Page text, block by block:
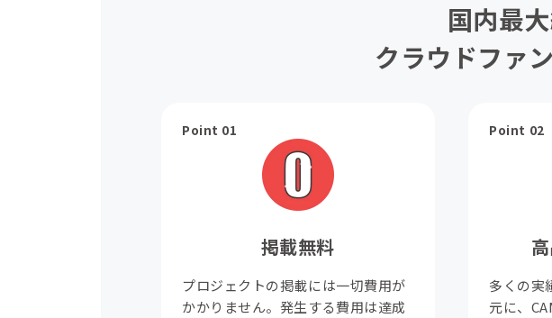
国内最
クラウドファ
Point 01
掲載無料
プロジェクトの掲載には一切費用が
かかりません。発生する費用は達成
Point 02
多くの実
元に、